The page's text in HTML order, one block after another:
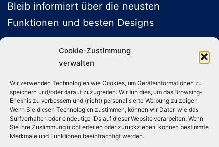
Cookie-Zustimmung
verwalten
Wir verwenden Technologien wie Cookies, um Geräteinformationen zu
speichern und/oder darauf zuzugreifen. Wir tun dies, um das Browsing-
Erlebnis zu verbessern und (nicht) personalisierte Werbung zu zeigen.
Wenn Sie diesen Technologien zustimmen, können wir Daten wie das
Surfverhalten oder eindeutige IDs auf dieser Website verarbeiten. Wenn
Sie Ihre Zustimmung nicht erteilen oder zurückziehen, können bestimmte
Merkmale und Funktionen beeinträchtigt werden.
Bleib informiert über die neusten
Funktionen und besten Designs
ABONNIEREN
Folge uns auf Social Media